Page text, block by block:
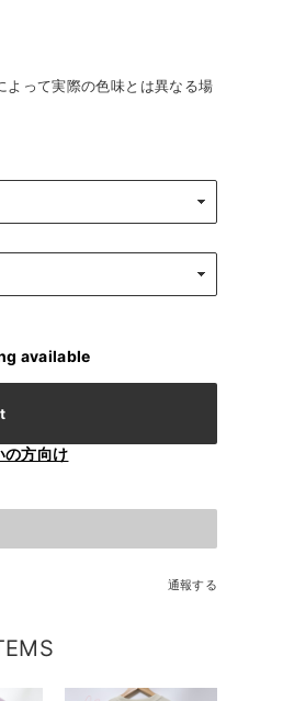
よって実際の色味とは異なる場
available
の方向け
通報する